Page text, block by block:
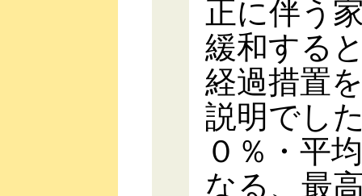
正に伴う
緩和する
経過措置
説明でし
０％・平
なる、最